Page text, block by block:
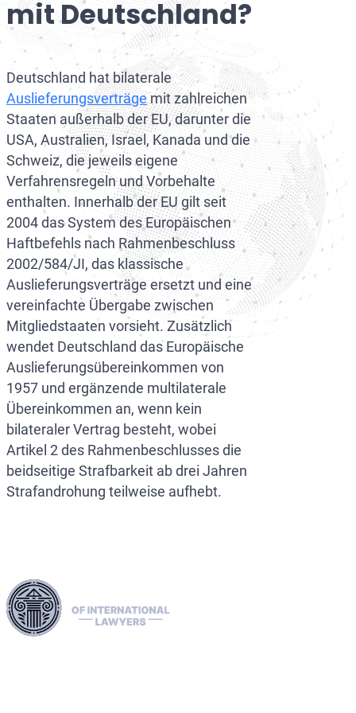
Deutschlands
Auslieferung
Deutschlands
Deutschlands
Auslieferung
Auslieferung
Auslieferung
Auslieferung
Interpol CCF-
Interpol Yellow Notice
EuGH-Klagen
Datenschutz
Steuerhinterziehung
mit Deutschland?
Deutschland hat bilaterale
Auslieferungsverträgemit zahlreichen
Staaten außerhalb der EU, darunter die
USA, Australien, Israel, Kanada und die
Schweiz, die jeweils eigene
Verfahrensregeln und Vorbehalte
enthalten. Innerhalb der EU gilt seit
2004 das System des Europäischen
Haftbefehls nach Rahmenbeschluss
2002/584/JI, das klassische
Auslieferungsverträge ersetzt und eine
vereinfachte Übergabe zwischen
Mitgliedstaaten vorsieht. Zusätzlich
wendet Deutschland das Europäische
Auslieferungsübereinkommen von
1957 und ergänzende multilaterale
Übereinkommen an, wenn kein
bilateraler Vertrag besteht, wobei
Artikel 2 des Rahmenbeschlusses die
beidseitige Strafbarkeit ab drei Jahren
Strafandrohung teilweise aufhebt.